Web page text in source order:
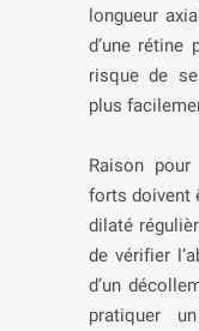
longueur
d’une
risque de
plus
Raison
forts doivent
dilaté
de vérifier
d’un
pratiquer